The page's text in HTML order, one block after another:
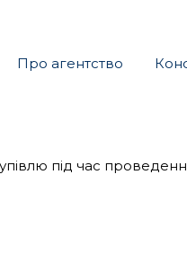
Про агентство